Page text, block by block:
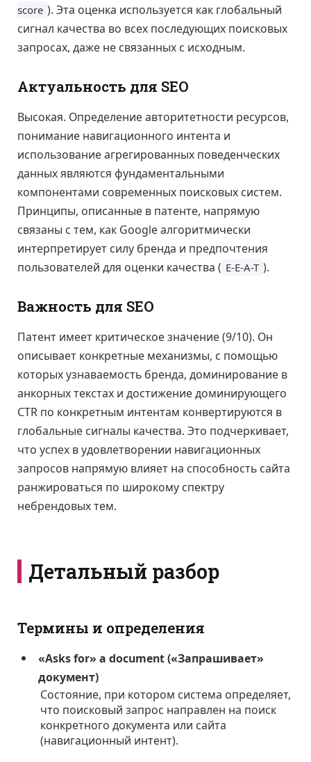
score ). Эта оценка используется как глобальный
сигнал качества во всех последующих поисковых
запросах, даже не связанных с исходным.
Актуальность для SEO
Высокая. Определение авторитетности ресурсов,
понимание навигационного интента и
использование агрегированных поведенческих
данных являются фундаментальными
компонентами современных поисковых систем.
Принципы, описанные в патенте, напрямую
связаны с тем, как Google алгоритмически
интерпретирует силу бренда и предпочтения
пользователей для оценки качества ( E-E-A-T ).
Важность для SEO
Патент имеет критическое значение (9/10). Он
описывает конкретные механизмы, с помощью
которых узнаваемость бренда, доминирование в
анкорных текстах и достижение доминирующего
CTR по конкретным интентам конвертируются в
глобальные сигналы качества. Это подчеркивает,
что успех в удовлетворении навигационных
запросов напрямую влияет на способность сайта
ранжироваться по широкому спектру
небрендовых тем.
Детальный разбор
Термины и определения
«Asks for» a document («Запрашивает»
документ)
Состояние, при котором система определяет,
что поисковый запрос направлен на поиск
конкретного документа или сайта
(навигационный интент).